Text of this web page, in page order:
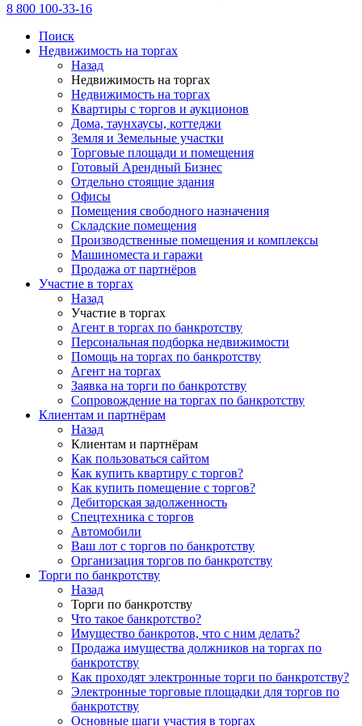
8 800 100-33-16
Поиск
Недвижимость на торгах
Назад
Недвижимость на торгах
Недвижимость на торгах
Квартиры с торгов и аукционов
Дома, таунхаусы, коттеджи
Земля и Земельные участки
Торговые площади и помещения
Готовый Арендный Бизнес
Отдельно стоящие здания
Офисы
Помещения свободного назначения
Складские помещения
Производственные помещения и комплексы
Машиноместа и гаражи
Продажа от партнёров
Участие в торгах
Назад
Участие в торгах
Агент в торгах по банкротству
Персональная подборка недвижимости
Помощь на торгах по банкротству
Агент на торгах
Заявка на торги по банкротству
Сопровождение на торгах по банкротству
Клиентам и партнёрам
Назад
Клиентам и партнёрам
Как пользоваться сайтом
Как купить квартиру с торгов?
Как купить помещение с торгов?
Дебиторская задолженность
Спецтехника с торгов
Автомобили
Ваш лот с торгов по банкротству
Организация торгов по банкротству
Торги по банкротству
Назад
Торги по банкротству
Что такое банкротство?
Имущество банкротов, что с ним делать?
Продажа имущества должников на торгах по
банкротству
Как проходят электронные торги по банкротству?
Электронные торговые площадки для торгов по
банкротству
Основные шаги участия в торгах